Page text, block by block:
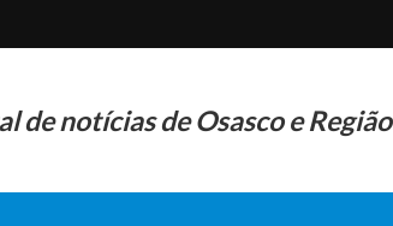
de notícias de Osasco e Região